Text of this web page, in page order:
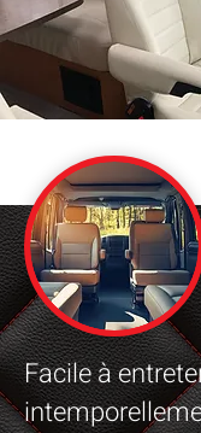
Facile à